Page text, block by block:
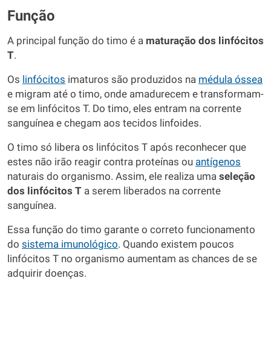
Função
A principal função do timo é a maturação dos linfócitos
T.
Os linfócitos imaturos são produzidos na médula óssea
e migram até o timo, onde amadurecem e transformam-
se em linfócitos T. Do timo, eles entram na corrente
sanguínea e chegam aos tecidos linfoides.
O timo só libera os linfócitos T após reconhecer que
estes não irão reagir contra proteínas ou antígenos
naturais do organismo. Assim, ele realiza uma seleção
dos linfócitos T a serem liberados na corrente
sanguínea.
Essa função do timo garante o correto funcionamento
do sistema imunológico. Quando existem poucos
linfócitos T no organismo aumentam as chances de se
adquirir doenças.